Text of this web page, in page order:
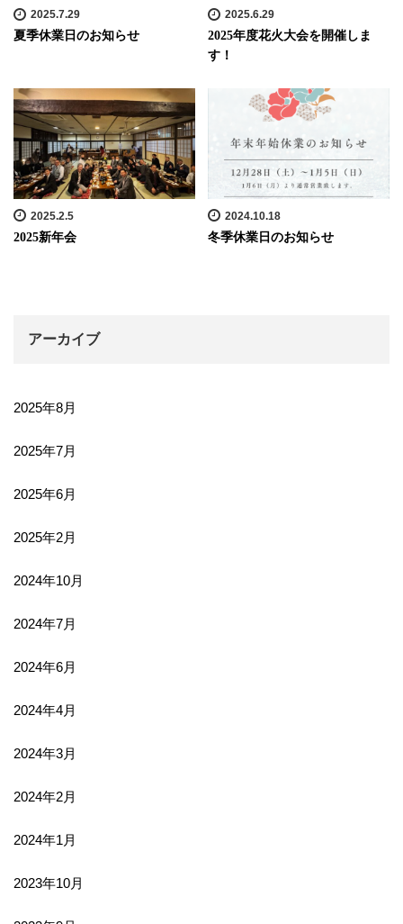
2025.7.29
夏季休業日のお知らせ
2025.6.29
2025年度花火大会を開催しま
す！
2025.2.5
2025新年会
2024.10.18
冬季休業日のお知らせ
アーカイブ
2025年8月
2025年7月
2025年6月
2025年2月
2024年10月
2024年7月
2024年6月
2024年4月
2024年3月
2024年2月
2024年1月
2023年10月